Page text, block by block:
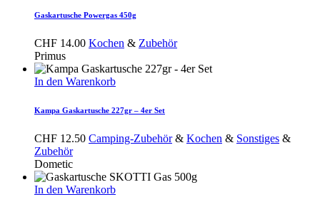
Gaskartusche Powergas 450g
CHF 14.00 Kochen & Zubehör
Primus
In den Warenkorb
Kampa Gaskartusche 227gr – 4er Set
CHF 12.50 Camping-Zubehör& Kochen & Sonstiges &
Zubehör
Dometic
In den Warenkorb